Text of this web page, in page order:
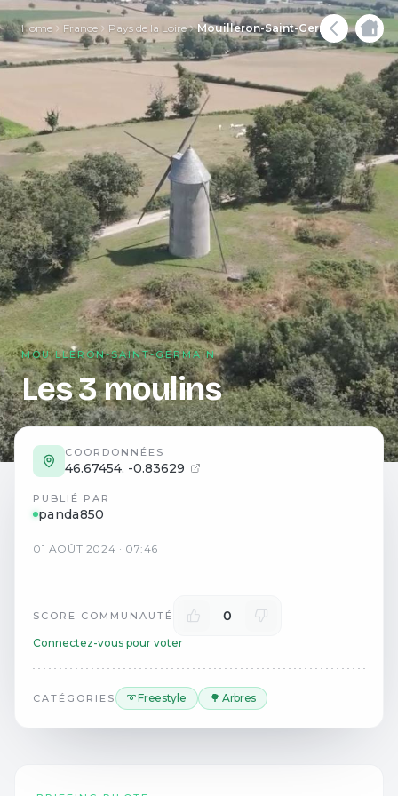
Home France Pays de la Loire Mouilleron-Saint-Germain
MOUILLERON-SAINT-GERMAIN
Les 3 moulins
COORDONNÉES
46.67454, -0.83629
PUBLIÉ PAR
panda850
01 AOÛT 2024 · 07:46
SCORE COMMUNAUTÉ 0
Connectez-vous pour voter
CATÉGORIES ➰ Freestyle 🌳 Arbres